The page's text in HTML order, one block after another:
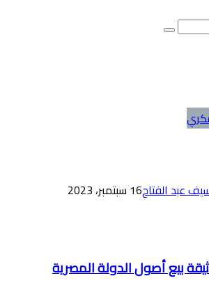
عبد الفتاح16 سبتمبر، 2023
بيع أصول الدولة المصرية